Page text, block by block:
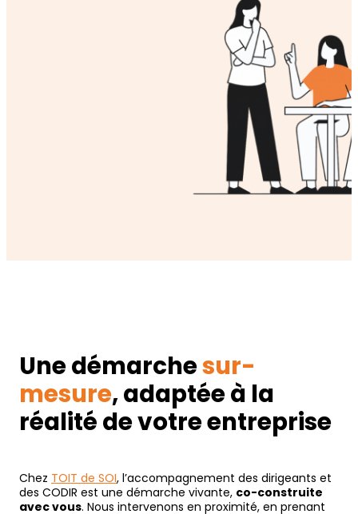
Une démarchesur-
mesure, adaptée à la
réalité de votre entreprise
Chez TOIT de SOI, l’accompagnement des dirigeants et
des CODIR est une démarche vivante, co-construite
avec vous. Nous intervenons en proximité, en prenant